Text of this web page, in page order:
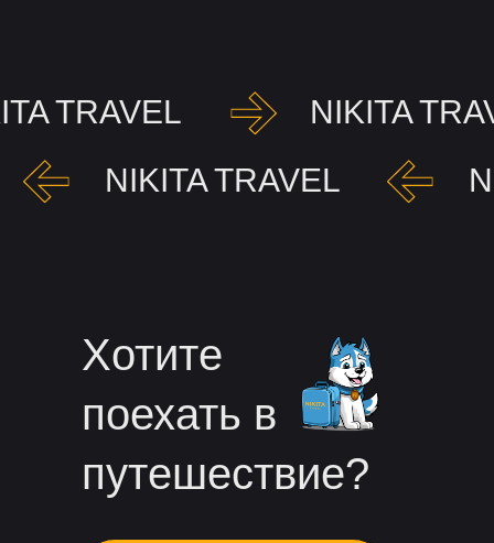
TRAVEL
NIKITA
NIKITA TRAVEL
Хотите
поехать в
путешествие?